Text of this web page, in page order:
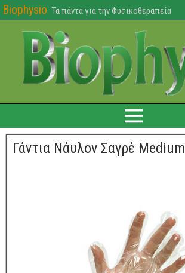
Biophysio Τα πάντα για την Φυσικοθεραπεία
Γάντια Νάυλον Σαγρέ Medium